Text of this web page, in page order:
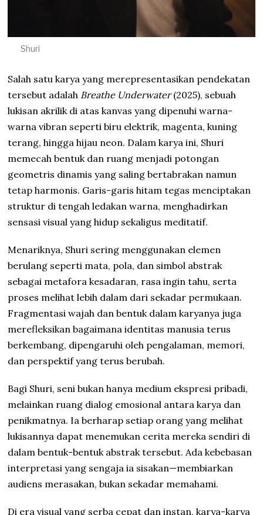
Shuri
Salah satu karya yang merepresentasikan pendekatan
tersebut adalah Breathe Underwater(2025), sebuah
lukisan akrilik di atas kanvas yang dipenuhi warna-
warna vibran seperti biru elektrik, magenta, kuning
terang, hingga hijau neon. Dalam karya ini, Shuri
memecah bentuk dan ruang menjadi potongan
geometris dinamis yang saling bertabrakan namun
tetap harmonis. Garis-garis hitam tegas menciptakan
struktur di tengah ledakan warna, menghadirkan
sensasi visual yang hidup sekaligus meditatif.
Menariknya, Shuri sering menggunakan elemen
berulang seperti mata, pola, dan simbol abstrak
sebagai metafora kesadaran, rasa ingin tahu, serta
proses melihat lebih dalam dari sekadar permukaan.
Fragmentasi wajah dan bentuk dalam karyanya juga
merefleksikan bagaimana identitas manusia terus
berkembang, dipengaruhi oleh pengalaman, memori,
dan perspektif yang terus berubah.
Bagi Shuri, seni bukan hanya medium ekspresi pribadi,
melainkan ruang dialog emosional antara karya dan
penikmatnya. Ia berharap setiap orang yang melihat
lukisannya dapat menemukan cerita mereka sendiri di
dalam bentuk-bentuk abstrak tersebut. Ada kebebasan
interpretasi yang sengaja ia sisakan—membiarkan
audiens merasakan, bukan sekadar memahami.
Di era visual yang serba cepat dan instan, karya-karya